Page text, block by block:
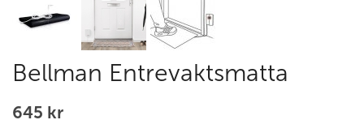
Bellman Entrevaktsmatta
645 kr